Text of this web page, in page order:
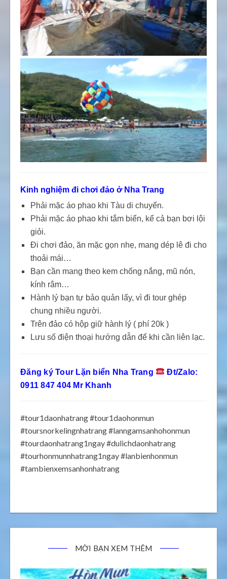
Kinh nghiệm đi chơi đảo ở Nha Trang
Phải mặc áo phao khi Tàu di chuyển.
Phải mặc áo phao khi tắm biển, kể cả bạn bơi lội
giỏi.
Đi chơi đảo, ăn mặc gọn nhẹ, mang dép lê đi cho
thoải mái…
Bạn cần mang theo kem chống nắng, mũ nón,
kính râm…
Hành lý bạn tự bảo quản lấy, vì đi tour ghép
chung nhiều người.
Trên đảo có hộp giữ hành lý ( phí 20k )
Lưu số điện thoại hướng dẫn để khi cần liên lạc.
Đăng ký Tour Lặn biển Nha Trang
Đt/Zalo:
0911 847 404 Mr Khanh
#tour1daonhatrang #tour1daohonmun
#toursnorkelingnhatrang #lanngamsanhohonmun
#tourdaonhatrang1ngay #dulichdaonhatrang
#tourhonmunnhatrang1ngay #lanbienhonmun
#tambienxemsanhonhatrang
MỜI BẠN XEM THÊM